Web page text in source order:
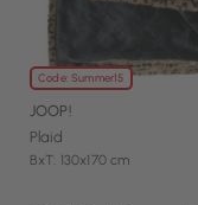
Code: Summer15
JOOP!
Plaid
BxT: 130x170 cm